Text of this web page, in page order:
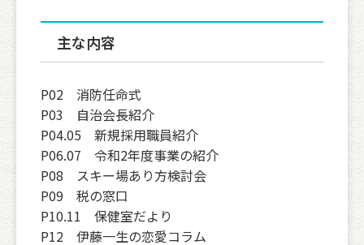
主な内容
P02 消防任命式
P03 自治会長紹介
P04.05 新規採用職員紹介
P06.07 令和2年度事業の紹介
P08 スキー場あり方検討会
P09 税の窓口
P10.11 保健室だより
P12 伊藤一生の恋愛コラム